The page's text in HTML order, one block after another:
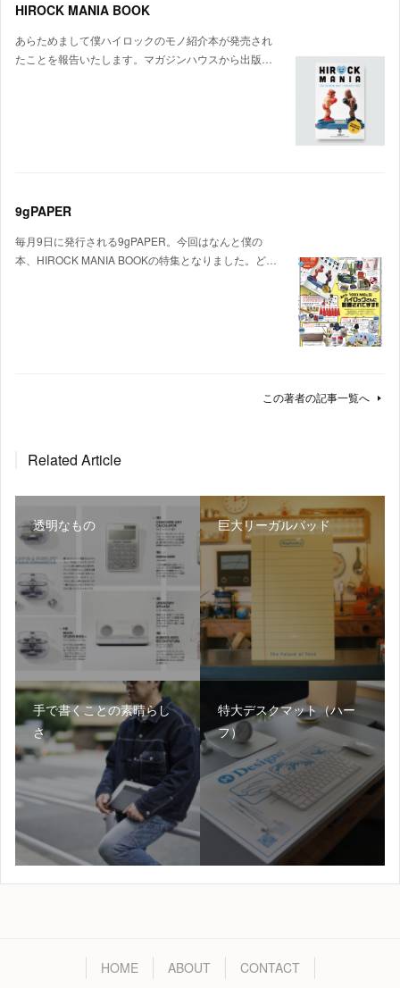
HIROCK MANIA BOOK
あらためまして僕ハイロックのモノ紹介本が発売され
たことを報告いたします。マガジンハウスから出版…
9gPAPER
毎月9日に発行される9gPAPER。今回はなんと僕の
本、HIROCK MANIA BOOKの特集となりました。ど…
この著者の記事一覧へ
Related Article
透明なもの 巨大リーガルパッド
手で書くことの素晴らし
さ
特大デスクマット（ハー
フ）
HOME ABOUT CONTACT